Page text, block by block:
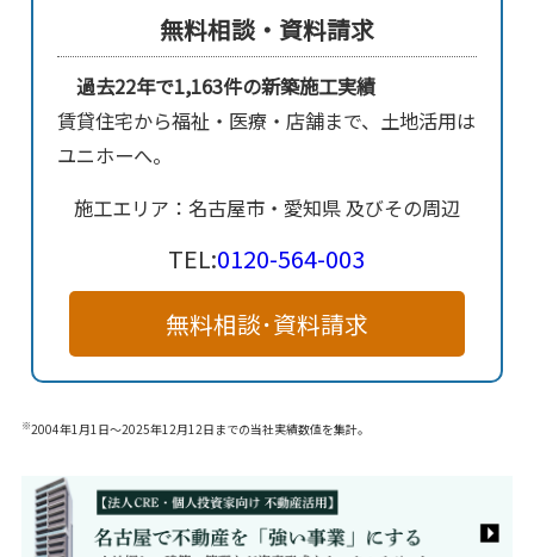
無料相談・資料請求
過去22年で1,163件の新築施工実績
賃貸住宅から福祉・医療・店舗まで、土地活用は
ユニホーへ。
施工エリア：名古屋市・愛知県 及びその周辺
TEL:0120-564-003
無料相談･資料請求
※2004年1月1日～2025年12月12日までの当社実績数値を集計。